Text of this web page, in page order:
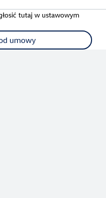
tutaj w ustawowym
umowy